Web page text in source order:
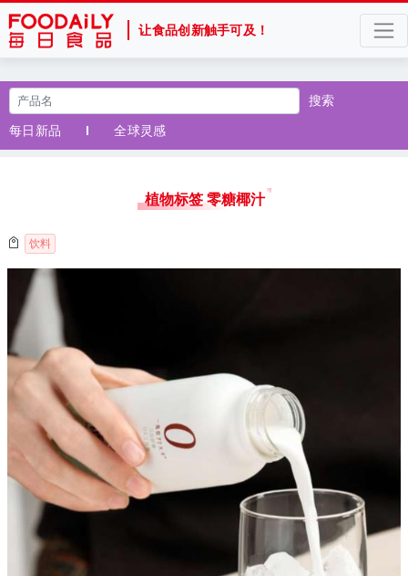
让食品创新触手可及！
搜索
每日新品
全球灵感
植物标签 零糖椰汁
饮料